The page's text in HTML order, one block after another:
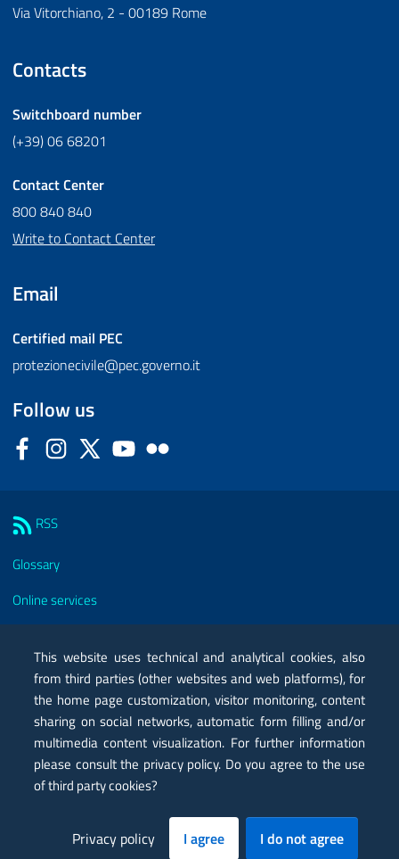
Via Vitorchiano, 2 - 00189 Rome
Contacts
Switchboard number
(+39) 06 68201
Contact Center
800 840 840
Write to Contact Center
Email
Certified mail PEC
protezionecivile@pec.governo.it
Follow us
FacebookInstagram
Twitter YouTube
RSS
Glossary
Online services
Certified mail PEC
Privacy
Legal notes
Contacts
Accessibility statement
This website uses technical and analytical cookies, also
from third parties (other websites and web platforms), for
the home page customization, visitor monitoring, content
sharing on social networks, automatic form filling and/or
multimedia content visualization. For further information
please consult the privacy policy. Do you agree to the use
of third party cookies?
Privacy policy I agree I do not agree